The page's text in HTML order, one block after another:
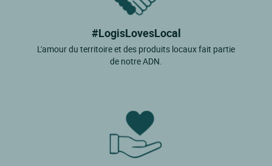
#LogisLovesLocal
L'amour du territoire et des produits locaux fait partie
de notre ADN.